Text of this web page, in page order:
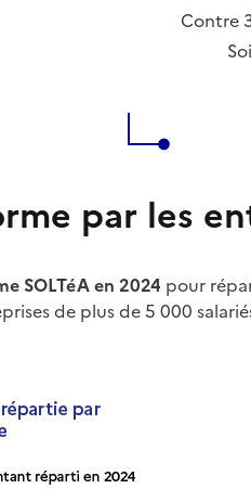
Contre
par les
SOLTéAen 2024 pour
de plus de 5 000